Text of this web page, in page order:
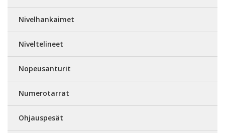
Nivelhankaimet
Niveltelineet
Nopeusanturit
Numerotarrat
Ohjauspesät